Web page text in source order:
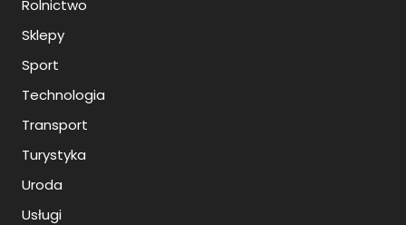
Rolnictwo
Sklepy
Sport
Technologia
Transport
Turystyka
Uroda
Usługi